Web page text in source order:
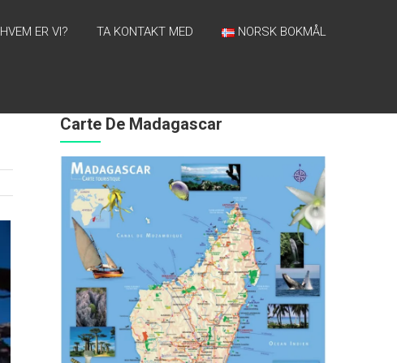
HVEM ER VI? TA KONTAKT MED NORSK BOKMÅL
Carte De Madagascar